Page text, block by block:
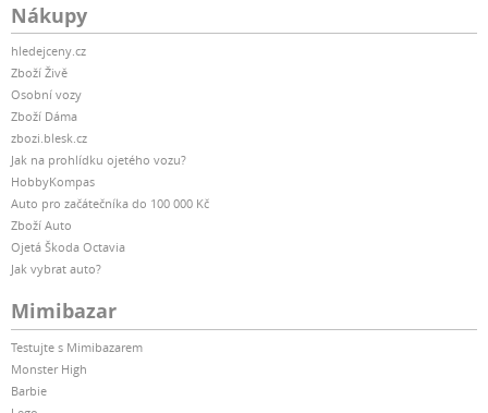
Nákupy
hledejceny.cz
Zboží Živě
Osobní vozy
Zboží Dáma
zbozi.blesk.cz
Jak na prohlídku ojetého vozu?
HobbyKompas
Auto pro začátečníka do 100 000 Kč
Zboží Auto
Ojetá Škoda Octavia
Jak vybrat auto?
Mimibazar
Testujte s Mimibazarem
Monster High
Barbie